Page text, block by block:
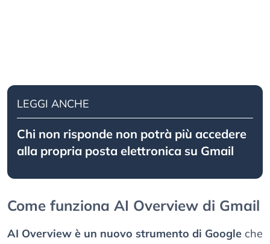
LEGGI ANCHE
Chi non risponde non potrà più accedere
alla propria posta elettronica su Gmail
Come funziona AI Overview di Gmail
AI Overview è un nuovo strumento di Google che